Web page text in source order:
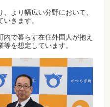
より幅広い分野において、
きます。
で暮らす在住外国人が抱え
を想定しています。